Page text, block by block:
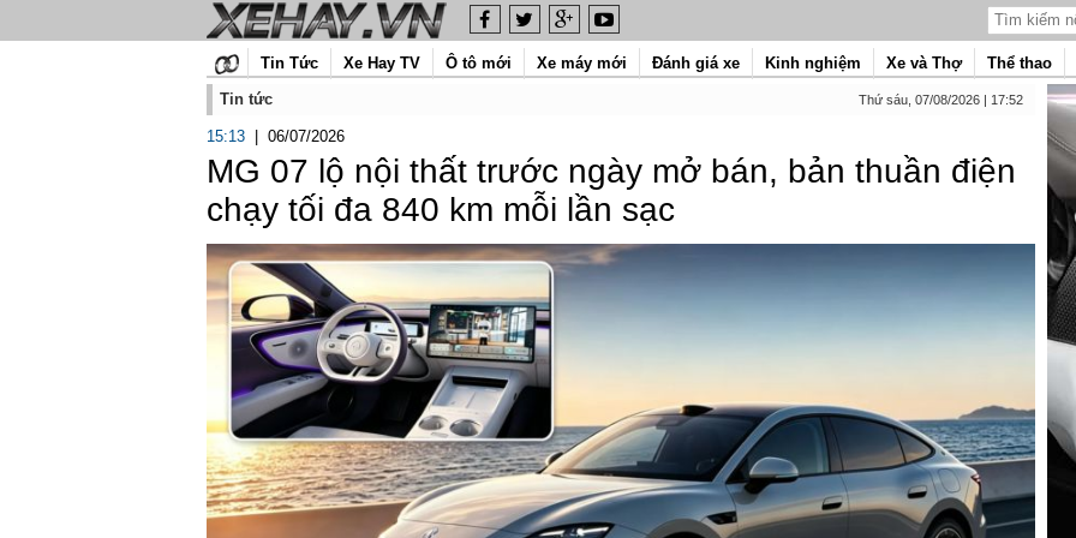
Tin Tức Xe Hay TV Ô tô mới Xe máy mới Đánh giá xe Kinh nghiệm Xe và Thợ Thể thao
Tin tức
Thứ sáu, 07/08/2026 | 17:52
15:13 06/07/2026
MG 07 lộ nội thất trước ngày mở bán, bản thuần điện
chạy tối đa 840 km mỗi lần sạc